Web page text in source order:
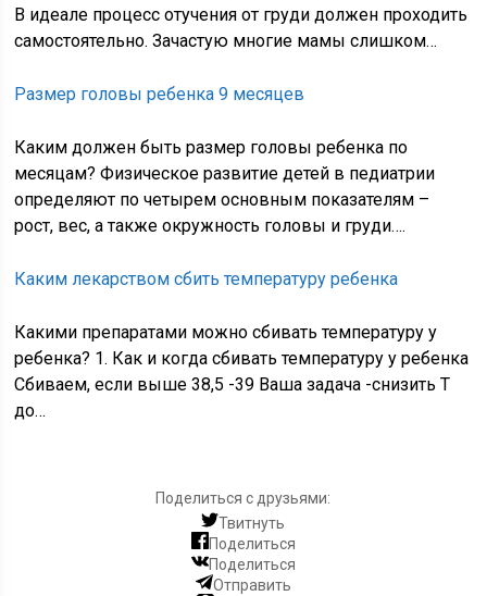
В идеале процесс отучения от груди должен проходить
самостоятельно. Зачастую многие мамы слишком…
Размер головы ребенка 9 месяцев
Каким должен быть размер головы ребенка по
месяцам? Физическое развитие детей в педиатрии
определяют по четырем основным показателям –
рост, вес, а также окружность головы и груди….
Каким лекарством сбить температуру ребенка
Какими препаратами можно сбивать температуру у
ребенка? 1. Как и когда сбивать температуру у ребенка
Сбиваем, если выше 38,5 -39 Ваша задача -снизить Т
до…
Поделиться с друзьями:
Твитнуть
Поделиться
Поделиться
Отправить